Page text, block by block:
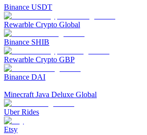
Binance USDT
Rewarble Crypto Global
Binance SHIB
Rewarble Crypto GBP
Binance DAI
Minecraft Java Deluxe Global
Uber Rides
Etsy